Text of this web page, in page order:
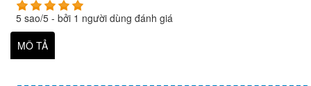
5 sao/5 - bởi 1 người dùng đánh giá
MÔ TẢ